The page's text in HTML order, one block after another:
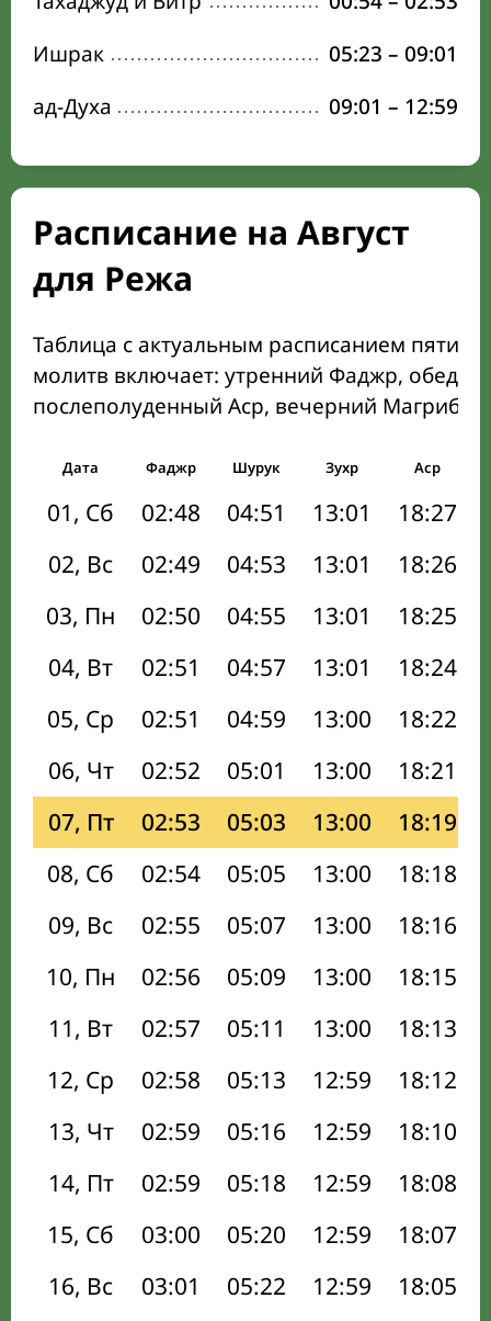
Ишрак
05:23 – 09:01
ад-Духа
09:01 – 12:59
Расписание на Август
для Режа
Таблица с актуальным расписанием пяти
молитв включает: утренний Фаджр,
послеполуденный Аср, вечерний Магриб
Дата Фаджр Шурук Зухр Аср
01, Сб 02:48 04:51 13:01 18:27
02, Вс
02:49 04:53 13:01 18:26
03, Пн
02:50 04:55 13:01 18:25
04, Вт
02:51 04:57 13:01 18:24
05, Ср
02:51 04:59 13:00 18:22
06, Чт
02:52 05:01 13:00 18:21
07, Пт
02:53 05:03 13:00 18:19
08, Сб
02:54 05:05 13:00 18:18
09, Вс
02:55 05:07 13:00 18:16
10, Пн
02:56 05:09 13:00 18:15
11, Вт
02:57 05:11 13:00 18:13
12, Ср
02:58 05:13 12:59 18:12
13, Чт
02:59 05:16 12:59 18:10
14, Пт
02:59 05:18 12:59 18:08
15, Сб
03:00 05:20 12:59 18:07
16, Вс
03:01 05:22 12:59 18:05